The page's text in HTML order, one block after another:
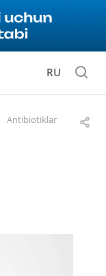
RU
Antibiotiklar